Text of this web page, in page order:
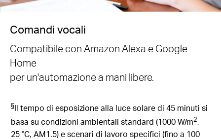
Comandi vocali
Compatibile con Amazon Alexa e Google
Home
per un'automazione a mani libere.
§Il tempo di esposizione alla luce solare di 45 minuti si
basa su condizioni ambientali standard (1000 W/m2,
25 °C, AM1.5) e scenari di lavoro specifici (fino a 100